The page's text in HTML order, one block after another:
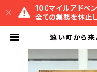
100マイルアドベ
全ての業務を休止し
遠い町から